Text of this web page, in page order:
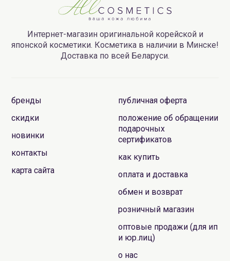
Интернет-магазин оригинальной корейской и
японской косметики. Косметика в наличии в Минске!
Доставка по всей Беларуси.
бренды
скидки
новинки
контакты
карта сайта
публичная оферта
положение об обращении
подарочных
сертификатов
как купить
оплата и доставка
обмен и возврат
розничный магазин
оптовые продажи (для ип
и юр.лиц)
о нас